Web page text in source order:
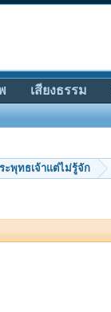
ะพุทธเจ้าแต่ไม่รู้จัก
เสียงธรรม